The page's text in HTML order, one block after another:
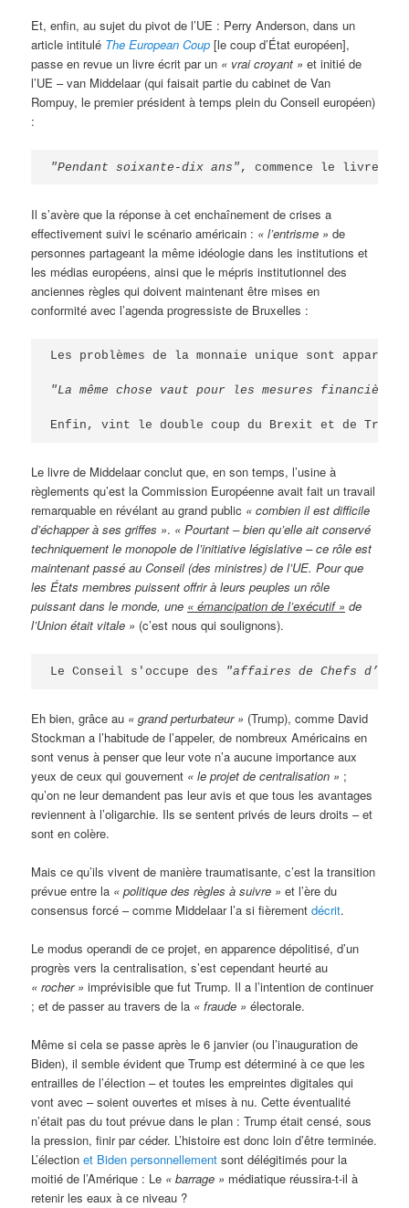
Et, enfin, au sujet du pivot de l’UE : Perry Anderson, dans un
article intitulé The European Coup [le coup d’État européen],
passe en revue un livre écrit par un « vrai croyant » et initié de
l’UE – van Middelaar (qui faisait partie du cabinet de Van
Rompuy, le premier président à temps plein du Conseil européen)
:
"Pendant soixante-dix ans" , commence le livre,
Il s’avère que la réponse à cet enchaînement de crises a
effectivement suivi le scénario américain : « l’entrisme » de
personnes partageant la même idéologie dans les institutions et
les médias européens, ainsi que le mépris institutionnel des
anciennes règles qui doivent maintenant être mises en
conformité avec l’agenda progressiste de Bruxelles :
Les problèmes de la monnaie unique sont
"La même chose vaut pour les mesures
Enfin, vint le double coup du Brexit et de
Le livre de Middelaar conclut que, en son temps, l’usine à
règlements qu’est la Commission Européenne avait fait un travail
remarquable en révélant au grand public « combien il est difficile
d’échapper à ses griffes ». « Pourtant – bien qu’elle ait conservé
techniquement le monopole de l’initiative législative – ce rôle est
maintenant passé au Conseil (des ministres) de l’UE. Pour que
les États membres puissent offrir à leurs peuples un rôle
puissant dans le monde, une « émancipation de l’exécutif » de
l’Union était vitale » (c’est nous qui soulignons).
Le Conseil s'occupe des "affaires de Chefs
Eh bien, grâce au « grand perturbateur » (Trump), comme David
Stockman a l’habitude de l’appeler, de nombreux Américains en
sont venus à penser que leur vote n’a aucune importance aux
yeux de ceux qui gouvernent « le projet de centralisation » ;
qu’on ne leur demandent pas leur avis et que tous les avantages
reviennent à l’oligarchie. Ils se sentent privés de leurs droits – et
sont en colère.
Mais ce qu’ils vivent de manière traumatisante, c’est la transition
prévue entre la « politique des règles à suivre » et l’ère du
consensus forcé – comme Middelaar l’a si fièrementdécrit.
Le modus operandi de ce projet, en apparence dépolitisé, d’un
progrès vers la centralisation, s’est cependant heurté au
« rocher » imprévisible que fut Trump. Il a l’intention de continuer
; et de passer au travers de la « fraude » électorale.
Même si cela se passe après le 6 janvier (ou l’inauguration de
Biden), il semble évident que Trump est déterminé à ce que les
entrailles de l’élection – et toutes les empreintes digitales qui
vont avec – soient ouvertes et mises à nu. Cette éventualité
n’était pas du tout prévue dans le plan : Trump était censé, sous
la pression, finir par céder. L’histoire est donc loin d’être terminée.
L’électionet Biden personnellement sont délégitimés pour la
moitié de l’Amérique : Le « barrage » médiatique réussira-t-il à
retenir les eaux à ce niveau ?